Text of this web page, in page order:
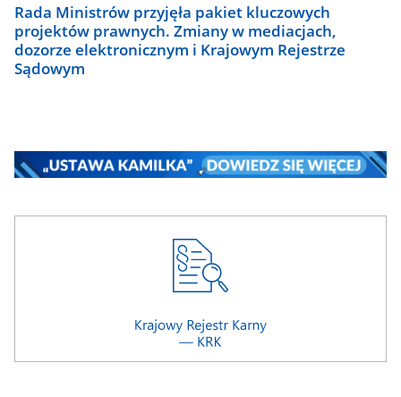
Rada Ministrów przyjęła pakiet kluczowych
projektów prawnych. Zmiany w mediacjach,
dozorze elektronicznym i Krajowym Rejestrze
Sądowym